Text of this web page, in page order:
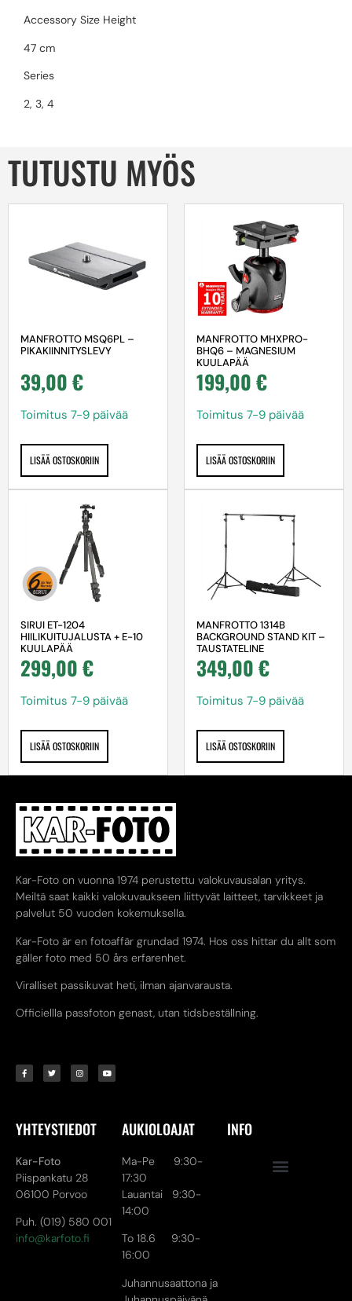
Accessory Size Height
47 cm
Series
2, 3, 4
TUTUSTU MYÖS
MANFROTTO MSQ6PL –
PIKAKIINNITYSLEVY
39,00€
Toimitus 7-9 päivää
LISÄÄ OSTOSKORIIN
MANFROTTO MHXPRO-
BHQ6 – MAGNESIUM
KUULAPÄÄ
199,00€
Toimitus 7-9 päivää
LISÄÄ OSTOSKORIIN
SIRUI ET-1204
HIILIKUITUJALUSTA + E-10
KUULAPÄÄ
299,00€
Toimitus 7-9 päivää
LISÄÄ OSTOSKORIIN
MANFROTTO 1314B
BACKGROUND STAND KIT –
TAUSTATELINE
349,00€
Toimitus 7-9 päivää
LISÄÄ OSTOSKORIIN
Kar-Foto on vuonna 1974 perustettu valokuvausalan yritys.
Meiltä saat kaikki valokuvaukseen liittyvät laitteet, tarvikkeet ja
palvelut 50 vuoden kokemuksella.
Kar-Foto är en fotoaffär grundad 1974. Hos oss hittar du allt som
gäller foto med 50 års erfarenhet.
Viralliset passikuvat heti, ilman ajanvarausta.
Officiellla passfoton genast, utan tidsbeställning.
YHTEYSTIEDOT
Kar-Foto
Piispankatu 28
06100 Porvoo
Puh. (019) 580 001
info@karfoto.fi
AUKIOLOAJAT
Ma-Pe 9:30-
17:30
Lauantai 9:30-
14:00
To 18.6 9:30-
16:00
Juhannusaattona ja
INFO